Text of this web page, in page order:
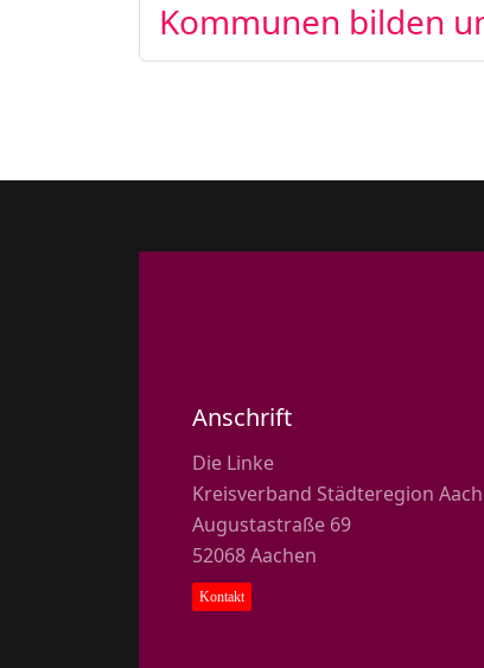
Kommunen bilden
Anschrift
Die Linke
Kreisverband Städteregion
Augustastraße 69
52068 Aachen
Kontakt